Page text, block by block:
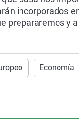
incorporados
prepararemos y
Economía